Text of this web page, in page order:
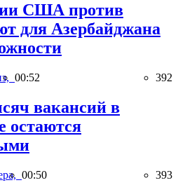
США против
для Азербайджана
00:52 392
вакансий в
остаются
00:50 393